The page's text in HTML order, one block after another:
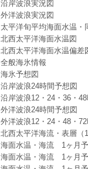
沿岸波浪実況図
外洋波浪実況図
太平洋旬平均海面水温・
北西太平洋海面水温図
北西太平洋海面水温偏差
全般海氷情報
海氷予想図
沿岸波浪24時間予想図
沿岸波浪12・24・36・
外洋波浪24時間予想図
外洋波浪12・24・48・
北西太平洋海流・表層（
海面水温・海流 1ヶ月
海面水温・海流 1ヶ月